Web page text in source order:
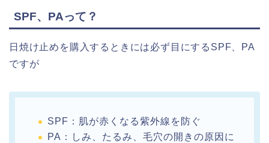
SPF、PAって？
日焼け止めを購入するときには必ず目にするSPF、PA
ですが
SPF：肌が赤くなる紫外線を防ぐ
PA：しみ、たるみ、毛穴の開きの原因に